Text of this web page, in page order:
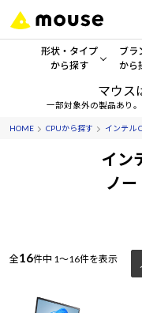
形状・タイプ
から探す
形状・タイプから
デスクトップPC
ブラ
から
G
マウス
一部対象外の製品あり
HOME CPUから探す インテル
イン
ノ
全16件中 1～16件を表示